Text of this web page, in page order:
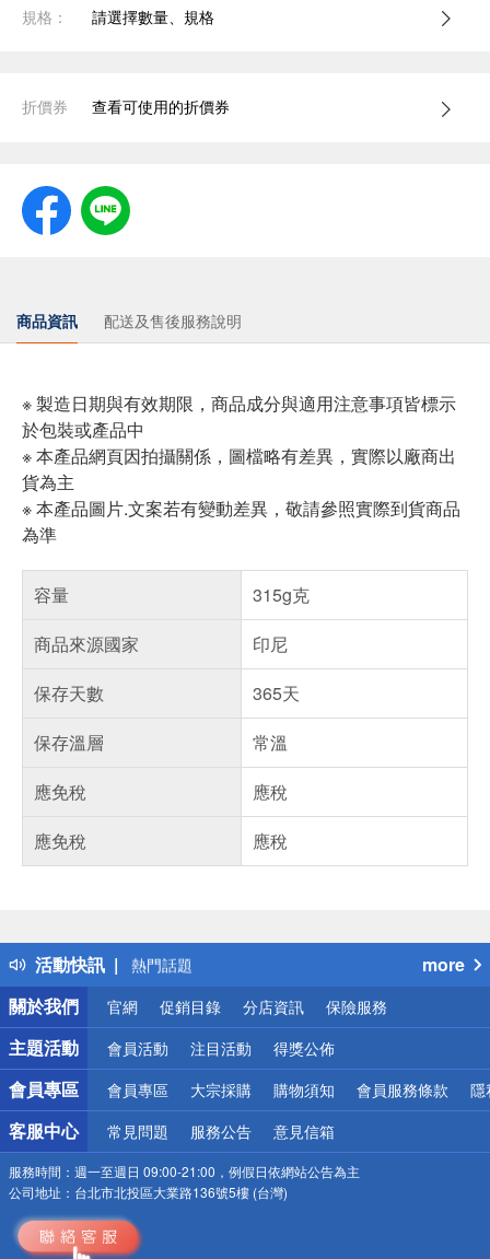
規格： 請選擇數量、規格
折價券 查看可使用的折價券
商品資訊 配送及售後服務說明
※ 製造日期與有效期限，商品成分與適用注意事項皆標示
於包裝或產品中
※ 本產品網頁因拍攝關係，圖檔略有差異，實際以廠商出
貨為主
※ 本產品圖片.文案若有變動差異，敬請參照實際到貨商品
為準
容量
315g克
商品來源國家
印尼
保存天數
365天
保存溫層
常溫
應免稅
應稅
應免稅
應稅
活動快訊
得獎公告
熱門話題
銀行優惠
偏遠地區配送
詐騙網頁！請小心！
more
關於我們
官網 促銷目錄 分店資訊 保險服務
主題活動 會員活動 注目活動 得獎公佈
會員專區 會員專區 大宗採購 購物須知 會員服務條款 隱
客服中心 常見問題 服務公告 意見信箱
服務時間： 週一至週日 09:00-21:00，例假日依網站公告為主
公司地址： 台北市北投區大業路136號5樓 (台灣)